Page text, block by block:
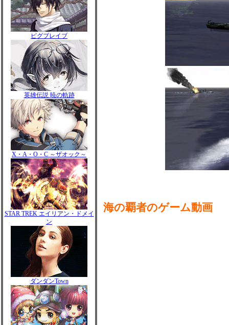
ピグブレイブ
英雄伝説 暁の軌跡
X・A・O・C ～ザオック～
STAR TREK エイリアン・ドメイ
ン
ダンダンTown
海の覇者のゲーム動画